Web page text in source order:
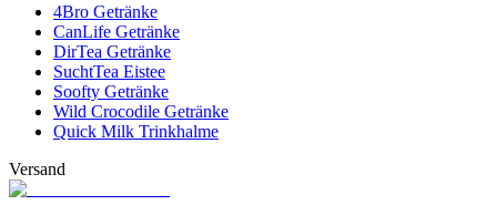
4Bro Getränke
CanLife Getränke
DirTea Getränke
SuchtTea Eistee
Soofty Getränke
Wild Crocodile Getränke
Quick Milk Trinkhalme
Versand